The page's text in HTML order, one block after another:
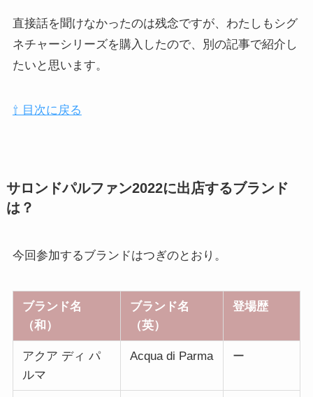
直接話を聞けなかったのは残念ですが、わたしもシグ
ネチャーシリーズを購入したので、別の記事で紹介し
たいと思います。
⇧ 目次に戻る
サロンドパルファン2022に出店するブランド
は？
今回参加するブランドはつぎのとおり。
ブランド名
（和）
ブランド名
（英）
登場歴
アクア ディ パ
ルマ
Acqua di Parma ー